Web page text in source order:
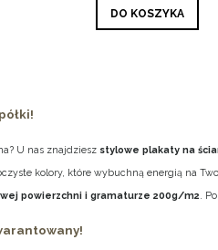
DO KOSZYKA
U nas znajdziesz stylowe plakaty na
kolory, które wybuchną energią na
powierzchni i gramaturze 200g/m2 .